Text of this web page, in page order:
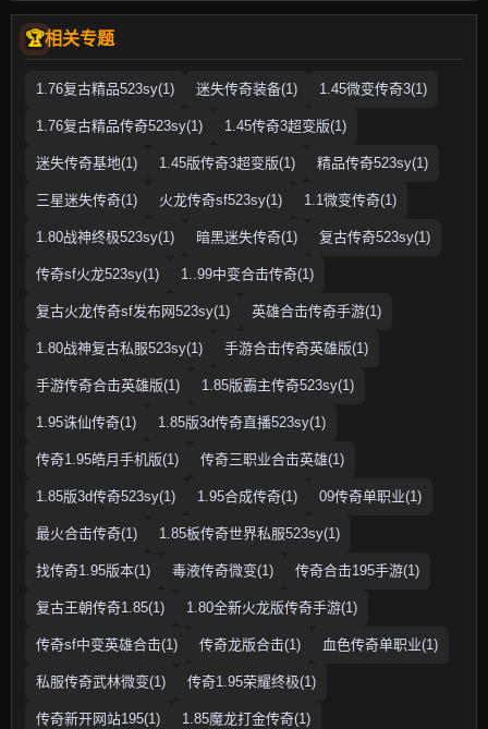
相关专题
1.76复古精品523sy(1) 迷失传奇装备(1) 1.45微变传奇3(1)
1.76复古精品传奇523sy(1) 1.45传奇3超变版(1)
迷失传奇基地(1) 1.45版传奇3超变版(1) 精品传奇523sy(1)
三星迷失传奇(1) 火龙传奇sf523sy(1) 1.1微变传奇(1)
1.80战神终极523sy(1) 暗黑迷失传奇(1) 复古传奇523sy(1)
传奇sf火龙523sy(1) 1..99中变合击传奇(1)
复古火龙传奇sf发布网523sy(1) 英雄合击传奇手游(1)
1.80战神复古私服523sy(1) 手游合击传奇英雄版(1)
手游传奇合击英雄版(1) 1.85版霸主传奇523sy(1)
1.95诛仙传奇(1) 1.85版3d传奇直播523sy(1)
传奇1.95皓月手机版(1) 传奇三职业合击英雄(1)
1.85版3d传奇523sy(1) 1.95合成传奇(1) 09传奇单职业(1)
最火合击传奇(1) 1.85板传奇世界私服523sy(1)
找传奇1.95版本(1) 毒液传奇微变(1) 传奇合击195手游(1)
复古王朝传奇1.85(1) 1.80全新火龙版传奇手游(1)
传奇sf中变英雄合击(1) 传奇龙版合击(1) 血色传奇单职业(1)
私服传奇武林微变(1) 传奇1.95荣耀终极(1)
传奇新开网站195(1) 1.85魔龙打金传奇(1)